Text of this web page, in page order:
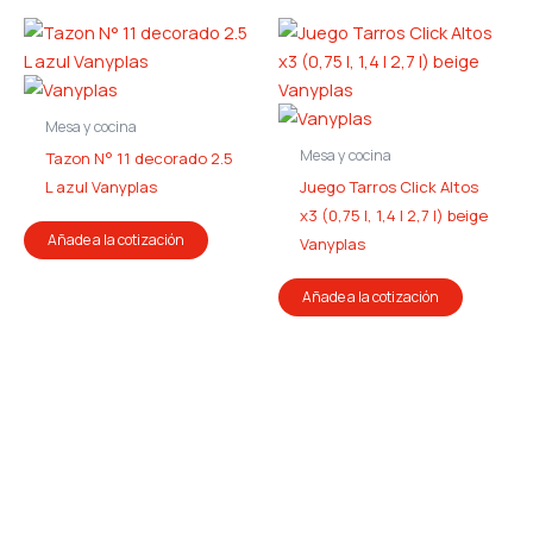
Mesa y cocina
Tazon N° 11 decorado 2.5
L azul Vanyplas
Añade a la cotización
Mesa y cocina
Juego Tarros Click Altos
x3 (0,75 l, 1,4 l 2,7 l) beige
Vanyplas
Añade a la cotización